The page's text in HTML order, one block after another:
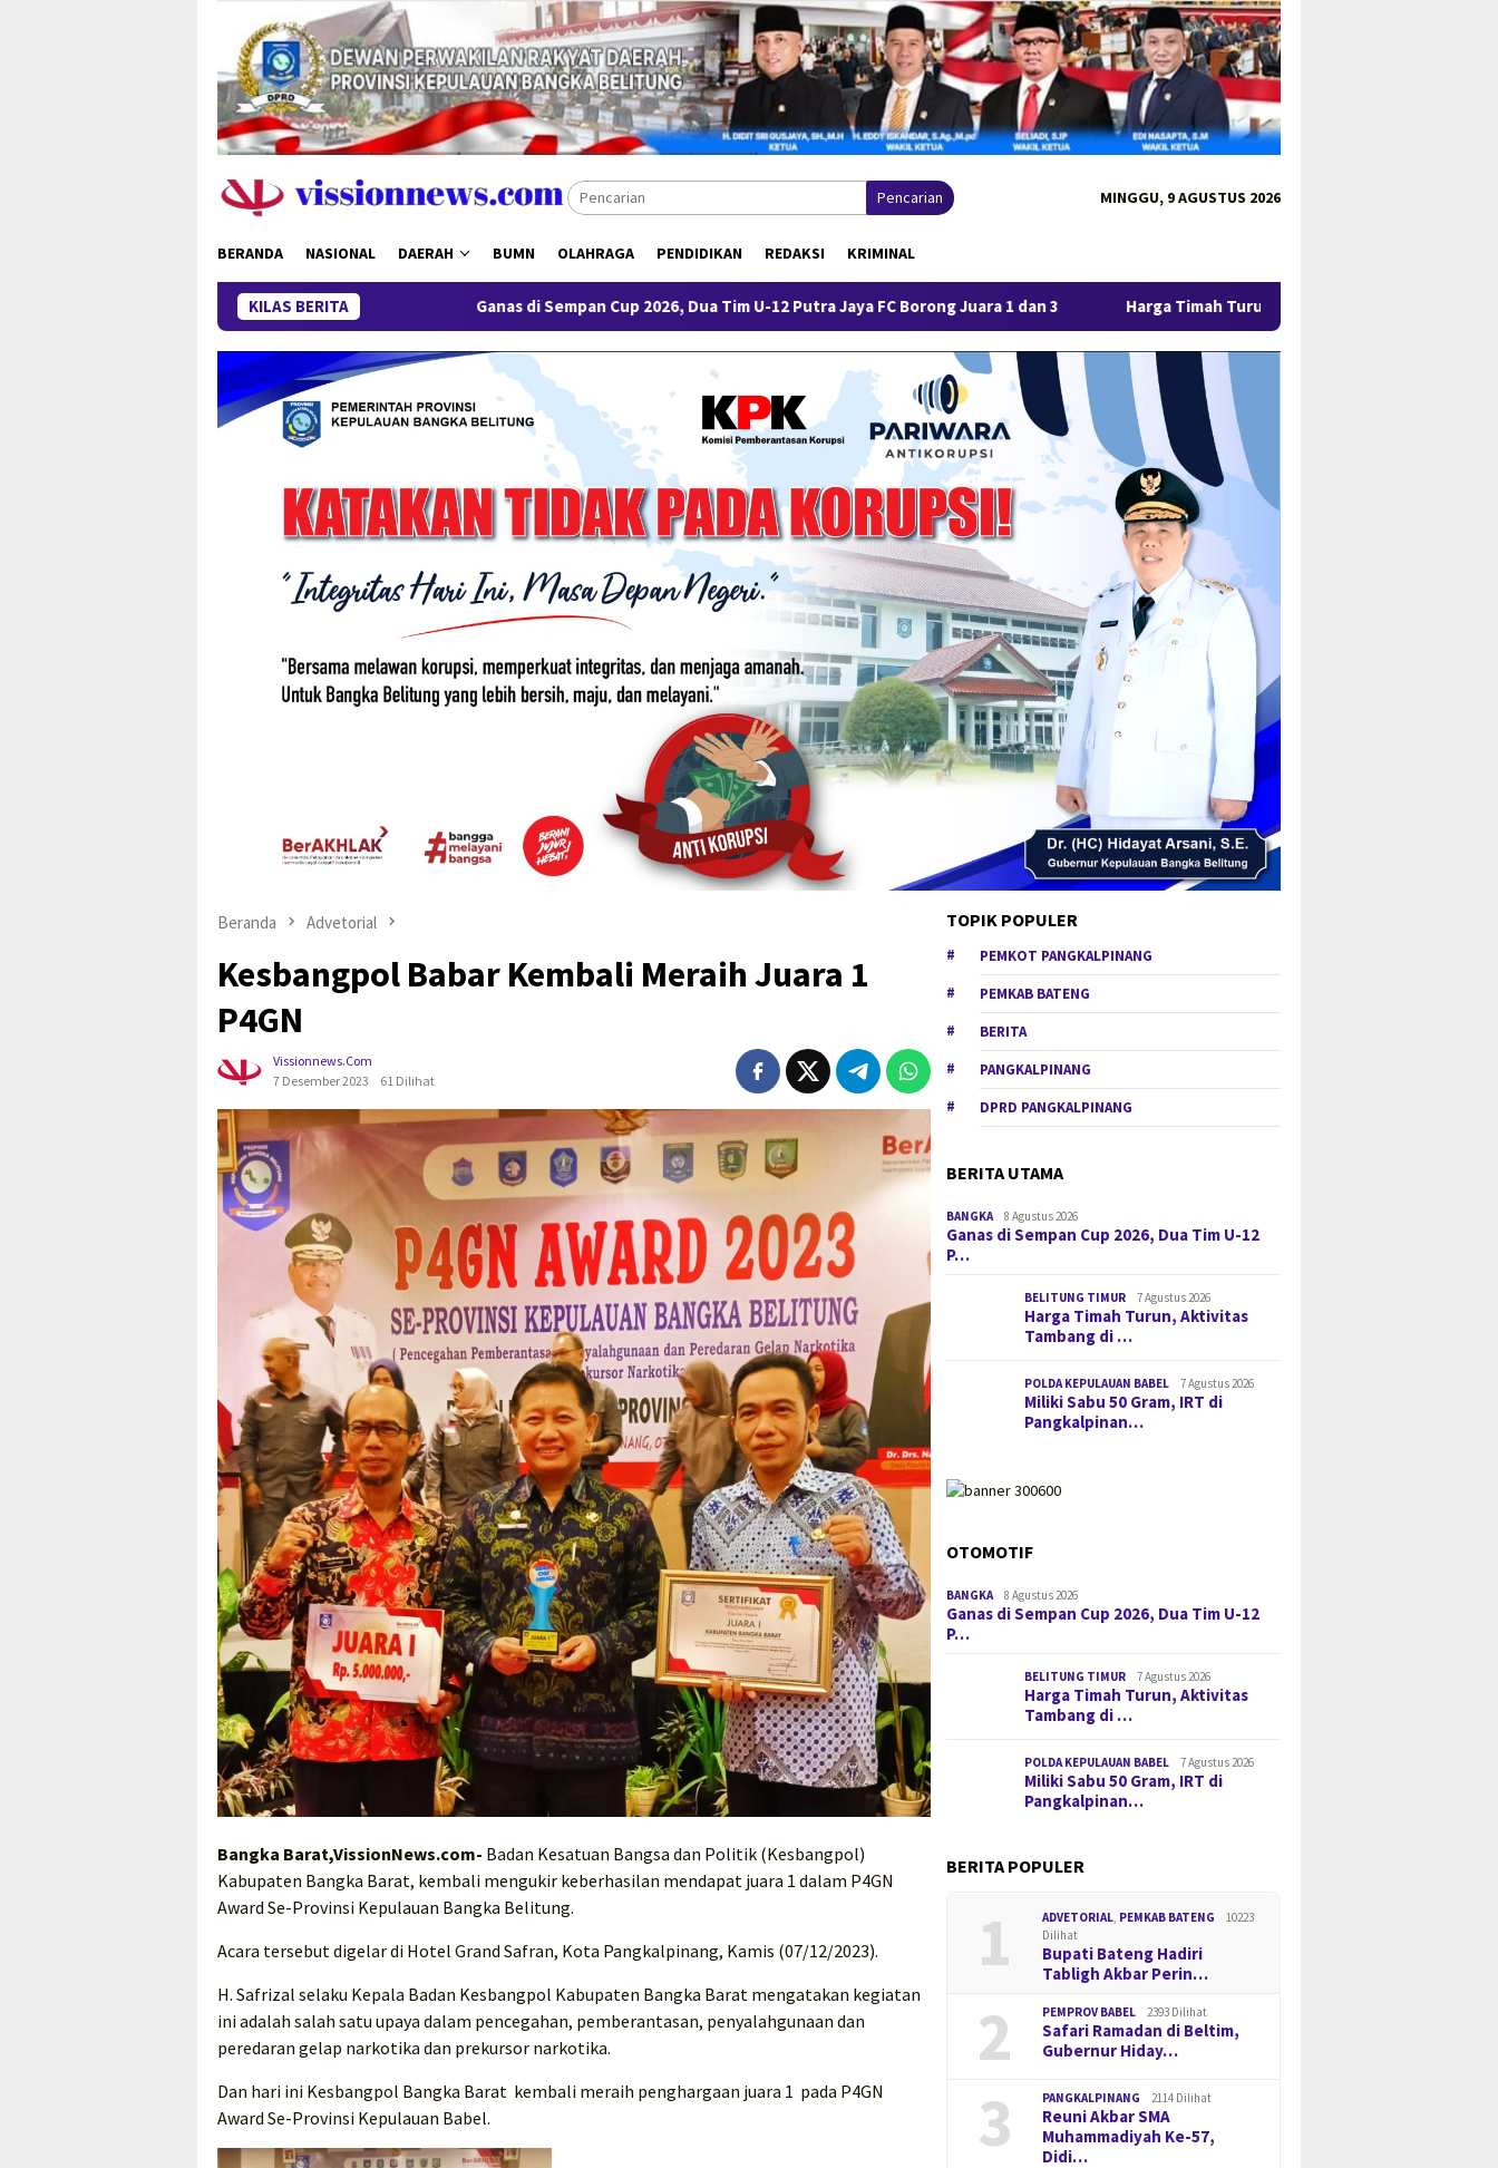
konten
Pencarian MINGGU, 9 AGUSTUS 2026
BERANDA NASIONAL DAERAH BUMN OLAHRAGA PENDIDIKAN REDAKSI KRIMINAL
KILAS BERITAGanas di Sempan Cup 2026, Dua Tim U-12 Putra Jaya FC Borong Juara 1 dan 3 Harga Timah Turun, Aktivitas Tambang di Kawasan Lindung Desa
Beranda Advetorial
Kesbangpol Babar Kembali Meraih Juara 1
P4GN
Vissionnews.com
7 Desember 2023
61 Dilihat
Bangka Barat,VissionNews.com- Badan Kesatuan Bangsa dan Politik (Kesbangpol)
Kabupaten Bangka Barat, kembali mengukir keberhasilan mendapat juara 1 dalam P4GN
Award Se-Provinsi Kepulauan Bangka Belitung.
Acara tersebut digelar di Hotel Grand Safran, Kota Pangkalpinang, Kamis (07/12/2023).
H. Safrizal selaku Kepala Badan Kesbangpol Kabupaten Bangka Barat mengatakan kegiatan
ini adalah salah satu upaya dalam pencegahan, pemberantasan, penyalahgunaan dan
peredaran gelap narkotika dan prekursor narkotika.
Dan hari ini Kesbangpol Bangka Barat kembali meraih penghargaan juara 1 pada P4GN
Award Se-Provinsi Kepulauan Babel.
TOPIK POPULER
PEMKOT PANGKALPINANG
PEMKAB BATENG
BERITA
PANGKALPINANG
DPRD PANGKALPINANG
BERITA UTAMA
BANGKA 8 Agustus 2026
Ganas di Sempan Cup 2026, Dua Tim U-12
P…
BELITUNG TIMUR 7 Agustus 2026
Harga Timah Turun, Aktivitas
Tambang di …
POLDA KEPULAUAN BABEL 7 Agustus 2026
Miliki Sabu 50 Gram, IRT di
Pangkalpinan…
OTOMOTIF
BANGKA 8 Agustus 2026
Ganas di Sempan Cup 2026, Dua Tim U-12
P…
BELITUNG TIMUR 7 Agustus 2026
Harga Timah Turun, Aktivitas
Tambang di …
POLDA KEPULAUAN BABEL 7 Agustus 2026
Miliki Sabu 50 Gram, IRT di
Pangkalpinan…
BERITA POPULER
1 ADVETORIAL, PEMKAB BATENG
10223
Dilihat
Bupati Bateng Hadiri
Tabligh Akbar Perin…
2 PEMPROV BABEL 2393 Dilihat
Safari Ramadan di Beltim,
Gubernur Hiday…
3 PANGKALPINANG 2114 Dilihat
Reuni Akbar SMA
Muhammadiyah Ke-57,
Didi…